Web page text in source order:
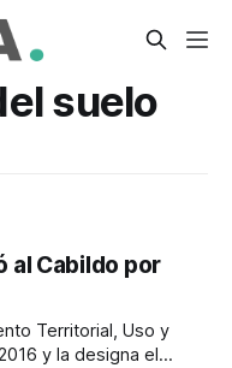
suelo
al Cabildo por
Territorial, Uso y
y la designa el